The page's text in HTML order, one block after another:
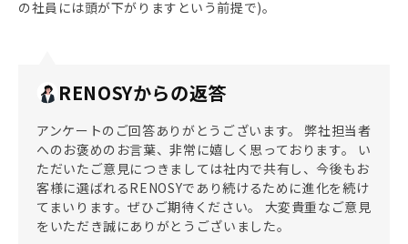
の社員には頭が下がりますという前提で)。
RENOSYからの返答
アンケートのご回答ありがとうございます。 弊社担当者
へのお褒めのお言葉、非常に嬉しく思っております。 い
ただいたご意見につきましては社内で共有し、今後もお
客様に選ばれるRENOSYであり続けるために進化を続け
てまいります。ぜひご期待ください。 大変貴重なご意見
をいただき誠にありがとうございました。